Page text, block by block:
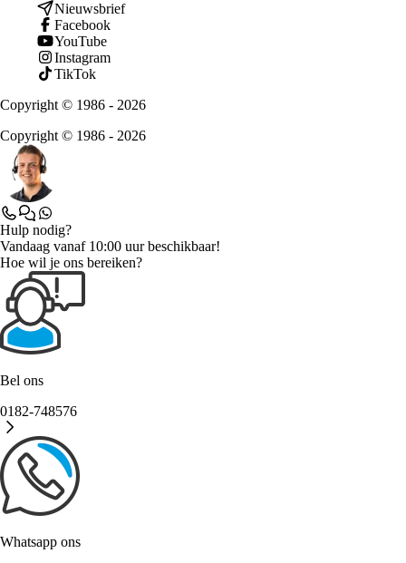
Nieuwsbrief
Facebook
YouTube
Instagram
TikTok
Copyright © 1986 - 2026
Copyright © 1986 - 2026
Hulp nodig?
Vandaag vanaf 10:00 uur beschikbaar!
Hoe wil je ons bereiken?
Bel ons
0182-748576
Whatsapp ons